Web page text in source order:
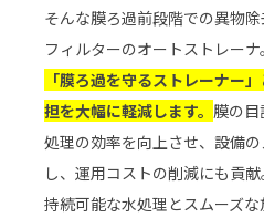
そんな膜ろ過前段階での異物
フィルターのオートストレーナ。
「膜ろ過を守るストレーナー
担を大幅に軽減します。 膜の
処理の効率を向上させ、設備
し、運用コストの削減にも貢献
持続可能な水処理とスムーズ